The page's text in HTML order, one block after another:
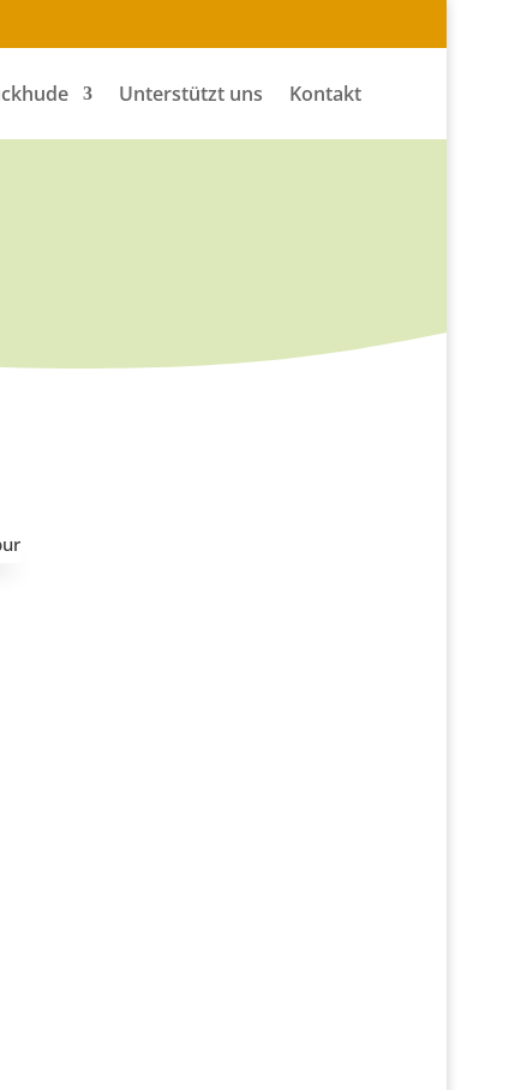
Unterstützt uns Kontakt